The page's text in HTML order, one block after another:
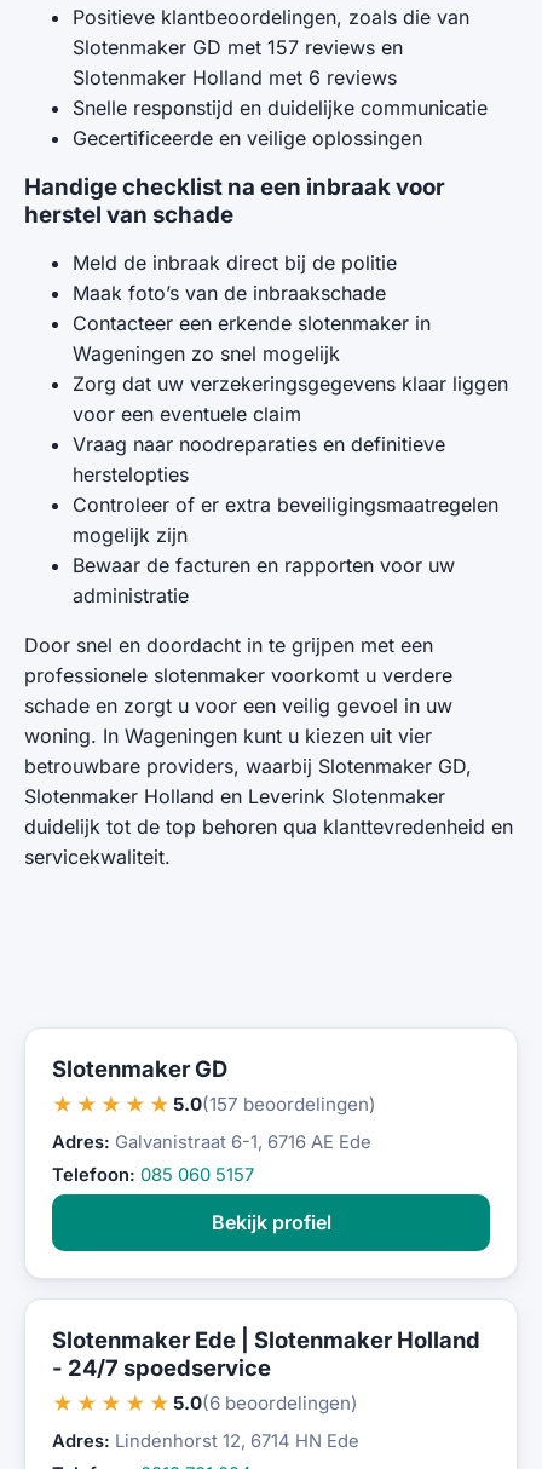
Positieve klantbeoordelingen, zoals die van
Slotenmaker GD met 157 reviews en
Slotenmaker Holland met 6 reviews
Snelle responstijd en duidelijke communicatie
Gecertificeerde en veilige oplossingen
Handige checklist na een inbraak voor
herstel van schade
Meld de inbraak direct bij de politie
Maak foto’s van de inbraakschade
Contacteer een erkende slotenmaker in
Wageningen zo snel mogelijk
Zorg dat uw verzekeringsgegevens klaar liggen
voor een eventuele claim
Vraag naar noodreparaties en definitieve
herstelopties
Controleer of er extra beveiligingsmaatregelen
mogelijk zijn
Bewaar de facturen en rapporten voor uw
administratie
Door snel en doordacht in te grijpen met een
professionele slotenmaker voorkomt u verdere
schade en zorgt u voor een veilig gevoel in uw
woning. In Wageningen kunt u kiezen uit vier
betrouwbare providers, waarbij Slotenmaker GD,
Slotenmaker Holland en Leverink Slotenmaker
duidelijk tot de top behoren qua klanttevredenheid en
servicekwaliteit.
Slotenmaker GD
★★★★★ 5.0(157 beoordelingen)
Adres: Galvanistraat 6-1, 6716 AE Ede
Telefoon: 085 060 5157
Bekijk profiel
Slotenmaker Ede | Slotenmaker Holland
- 24/7 spoedservice
★★★★★ 5.0(6 beoordelingen)
Adres: Lindenhorst 12, 6714 HN Ede